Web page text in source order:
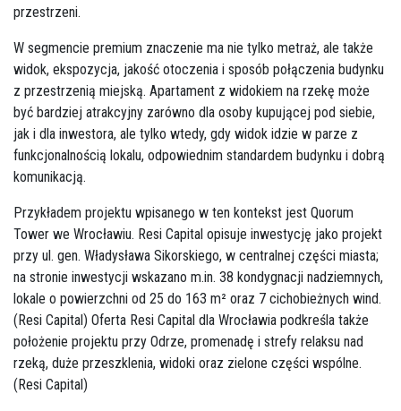
przestrzeni.
W segmencie premium znaczenie ma nie tylko metraż, ale także
widok, ekspozycja, jakość otoczenia i sposób połączenia budynku
z przestrzenią miejską. Apartament z widokiem na rzekę może
być bardziej atrakcyjny zarówno dla osoby kupującej pod siebie,
jak i dla inwestora, ale tylko wtedy, gdy widok idzie w parze z
funkcjonalnością lokalu, odpowiednim standardem budynku i dobrą
komunikacją.
Przykładem projektu wpisanego w ten kontekst jest Quorum
Tower we Wrocławiu. Resi Capital opisuje inwestycję jako projekt
przy ul. gen. Władysława Sikorskiego, w centralnej części miasta;
na stronie inwestycji wskazano m.in. 38 kondygnacji nadziemnych,
lokale o powierzchni od 25 do 163 m² oraz 7 cichobieżnych wind.
(Resi Capital) Oferta Resi Capital dla Wrocławia podkreśla także
położenie projektu przy Odrze, promenadę i strefy relaksu nad
rzeką, duże przeszklenia, widoki oraz zielone części wspólne.
(Resi Capital)